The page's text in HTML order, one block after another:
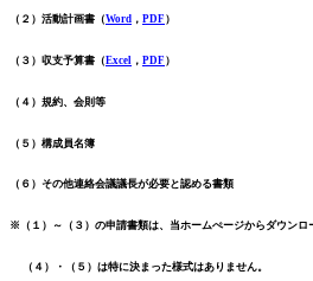
（２）活動計画書（Word ， PDF ）
（３）収支予算書（Excel ， PDF ）
（４）規約、会則等
（５）構成員名簿
（６）その他連絡会議議長が必要と認める書類
※（１）～（３）の申請書類は、当ホームぺージからダウンロ
（４）・（５）は特に決まった様式はありません。